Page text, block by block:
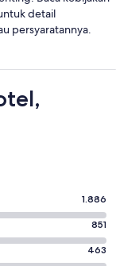
detail
persyaratannya.
1.886
851
463